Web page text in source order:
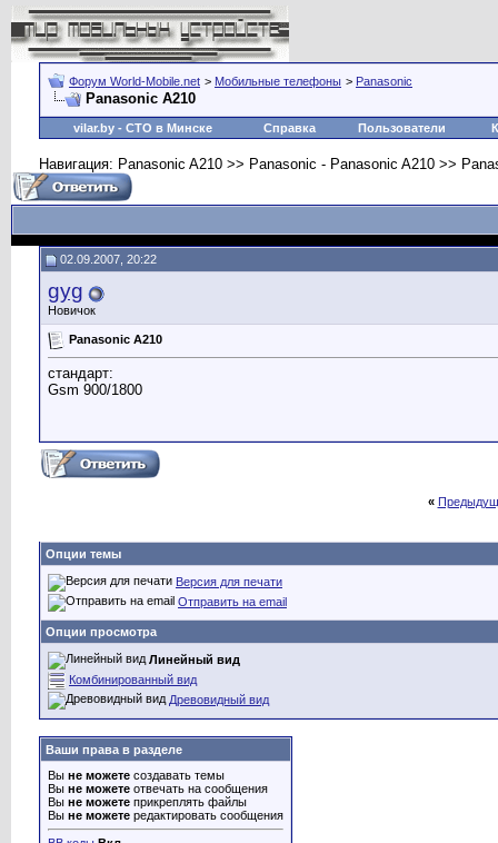
Форум World-Mobile.net > Мобильные телефоны > Panasonic
Panasonic A210
vilar.by - СТО в Минске Справка Пользователи
Навигация: Panasonic A210 >> Panasonic - Panasonic A210 >>
02.09.2007, 20:22
gyg
Новичок
Panasonic A210
стандарт:
Gsm 900/1800
«
Опции темы
Версия для печати
Отправить на email
Опции просмотра
Линейный вид
Комбинированный вид
Древовидный вид
Ваши права в разделе
Вы не можете создавать темы
Вы не можете отвечать на сообщения
Вы не можете прикреплять файлы
Вы не можете редактировать сообщения